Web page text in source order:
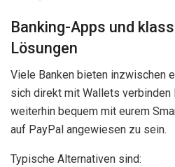
Banking-Apps und
Lösungen
Viele Banken bieten inzwischen
sich direkt mit Wallets verbinden
weiterhin bequem mit eurem
auf PayPal angewiesen zu sein.
Typische Alternativen sind: